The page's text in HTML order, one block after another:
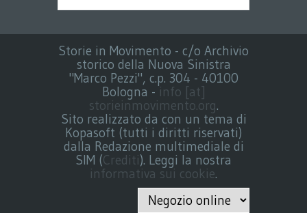
Storie in Movimento - c/o Archivio
storico della Nuova Sinistra
"Marco Pezzi", c.p. 304 - 40100
Bologna - info [at]
storieinmovimento.org.
Sito realizzato da con un tema di
Kopasoft (tutti i diritti riservati)
dalla Redazione multimediale di
SIM (Crediti). Leggi la nostra
informativa sui cookie.